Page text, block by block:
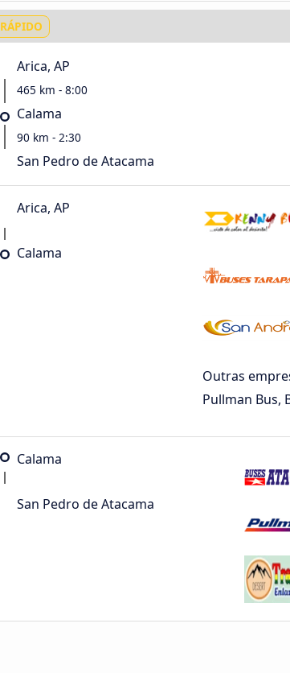
RÁPIDO
Arica, AP
465 km - 8:00
Calama
90 km - 2:30
San Pedro de Atacama
Arica, AP
Calama
Outras
Pullman Bus,
Calama
San Pedro de Atacama